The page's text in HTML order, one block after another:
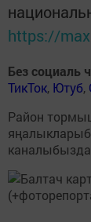
https://
Без социаль
ТикТок, Ютуб,
Район